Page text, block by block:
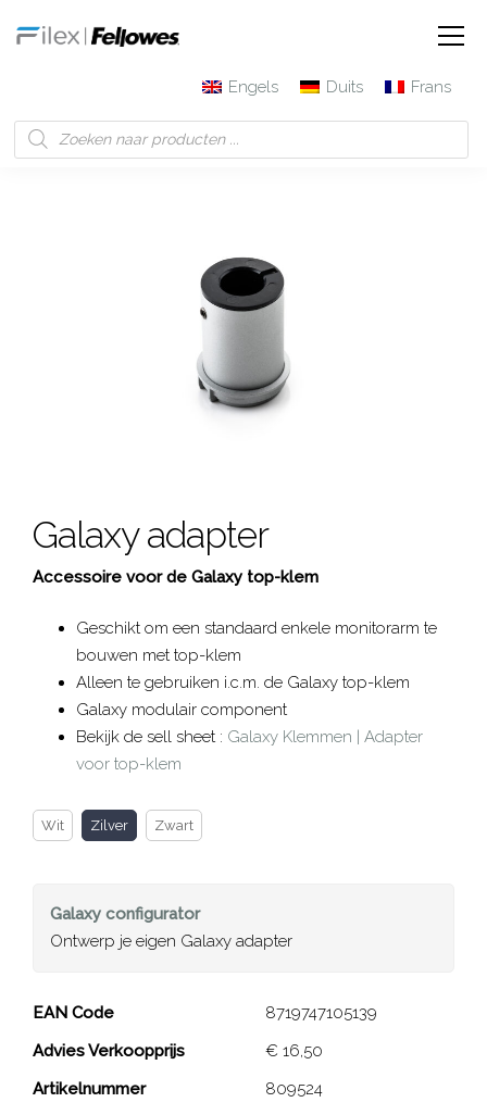
Engels Duits
Frans
Galaxy adapter
Accessoire voor de Galaxy top-klem
Geschikt om een standaard enkele monitorarm te
bouwen met top-klem
Alleen te gebruiken i.c.m. de Galaxy top-klem
Galaxy modulair component
Bekijk de sell sheet : Galaxy Klemmen | Adapter
voor top-klem
Wit Zilver Zwart
Galaxy configurator
Ontwerp je eigen Galaxy adapter
Galaxy adapter
Close
EAN Code
8719747105139
Advies Verkoopprijs
€ 16,50
Artikelnummer
809524